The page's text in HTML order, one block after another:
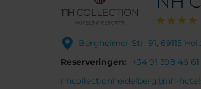
Bergheimer Str. 91, 69115
Reserveringen:
+34 91 398 46 61
nhcollectionheidelberg@nh-